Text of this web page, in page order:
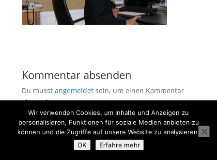
Kommentar absenden
Du musst angemeldetsein, um einen Kommentar
abzugeben.
Wir verwenden Cookies, um Inhalte und Anzeigen zu
personalisieren, Funktionen für soziale Medien anbieten zu
können und die Zugriffe auf unsere Website zu analysieren.
OK
Erfahre mehr